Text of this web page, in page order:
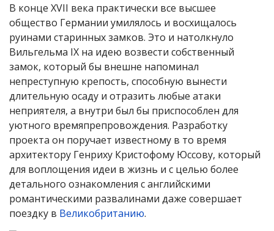
В конце XVII века практически все высшее
общество Германии умилялось и восхищалось
руинами старинных замков. Это и натолкнуло
Вильгельма IX на идею возвести собственный
замок, который бы внешне напоминал
непреступную крепость, способную вынести
длительную осаду и отразить любые атаки
неприятеля, а внутри был бы приспособлен для
уютного времяпрепровождения. Разработку
проекта он поручает известному в то время
архитектору Генриху Кристофому Юссову, который
для воплощения идеи в жизнь и с целью более
детального ознакомления с английскими
романтическими развалинами даже совершает
поездку в Великобританию.